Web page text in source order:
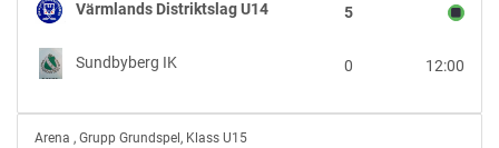
Distriktslag
U14
vs
Sundbyberg
Värmlands Distriktslag U14 5
Sundbyberg IK 12:00
0
Avesta
Arena , Grupp Grundspel, Klass U15